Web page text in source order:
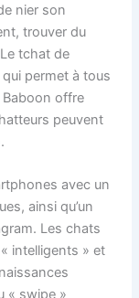
nier son
trouver du
tchat de
permet à tous
offre
peuvent
avec un
ainsi qu’un
Les chats
intelligents » et
« swipe »